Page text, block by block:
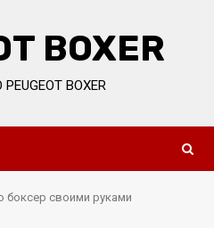
BOXER
BOXER
боксер своими руками